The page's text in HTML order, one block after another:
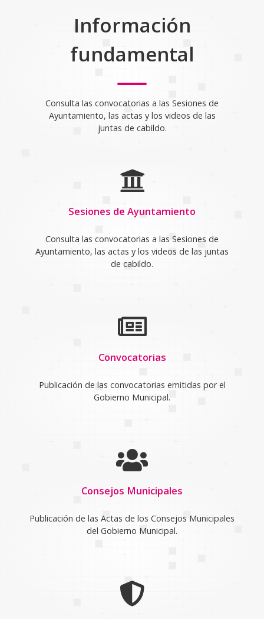
Información
fundamental
Consulta las convocatorias a las Sesiones de
Ayuntamiento, las actas y los videos de las
juntas de cabildo.
Sesiones de Ayuntamiento
Consulta las convocatorias a las Sesiones de
Ayuntamiento, las actas y los videos de las juntas
de cabildo.
Convocatorias
Publicación de las convocatorias emitidas por el
Gobierno Municipal.
Consejos Municipales
Publicación de las Actas de los Consejos Municipales
del Gobierno Municipal.